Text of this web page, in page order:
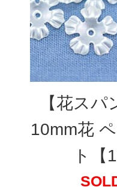
【花スパ
10mm花
ト【